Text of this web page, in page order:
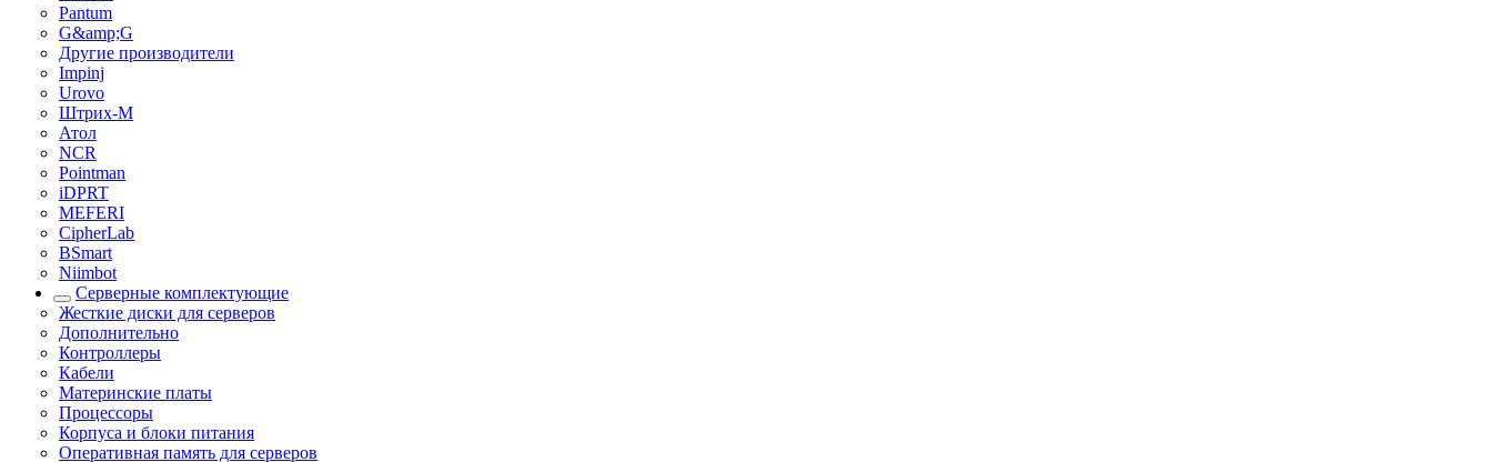
Pantum
G&amp;G
Другие производители
Impinj
Urovo
Штрих-М
Атол
NCR
Pointman
iDPRT
MEFERI
CipherLab
BSmart
Niimbot
Серверные комплектующие
Жесткие диски для серверов
Дополнительно
Контроллеры
Кабели
Материнские платы
Процессоры
Корпуса и блоки питания
Оперативная память для серверов